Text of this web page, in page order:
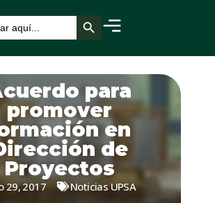
Botón de búsqueda
para
promover
en
de
Proyectos
29, 2017 Noticias UPSA